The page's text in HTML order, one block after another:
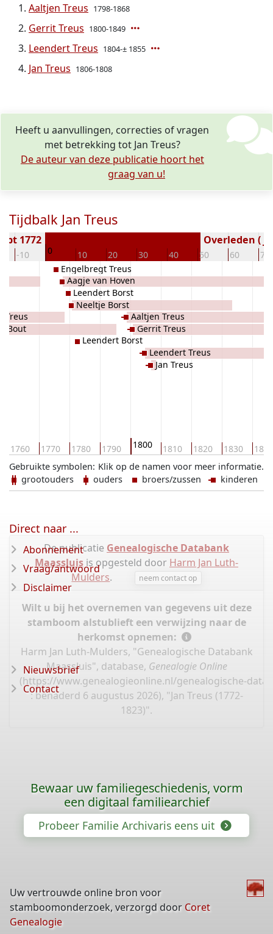
Aaltjen Treus 1798-1868
Gerrit Treus 1800-1849
Leendert Treus 1804-± 1855
Jan Treus 1806-1808
Heeft u aanvullingen, correcties of vragen
met betrekking tot Jan Treus?
De auteur van deze publicatie hoort het
graag van u!
Tijdbalk Jan Treus
-10 0 10 20 30 40 50 60 70
1772 Overleden (
1760 1770 1780 1790 1800 1810 1820 1830 1840
Treus
Bout
Engelbregt Treus
Aagje van Hoven
Leendert Borst
Neeltje Borst
Leendert Borst
Aaltjen Treus
Gerrit Treus
Leendert Treus
Jan Treus
Klik op de namen voor meer informatie.
Gebruikte symbolen:
grootouders
ouders broers/zussen kinderen
De publicatie Genealogische Databank
Maassluis is opgesteld door Harm Jan Luth-
Mulders. neem contact op
Wilt u bij het overnemen van gegevens uit deze
stamboom alstublieft een verwijzing naar de
herkomst opnemen:
Harm Jan Luth-Mulders, "Genealogische Databank
Maassluis", database, Genealogie Online
(https://www.genealogieonline.nl/genealogische-
: benaderd 6 augustus 2026), "Jan Treus (1772-
1823)".
Direct naar ...
Abonnement
Vraag/antwoord
Disclaimer
Nieuwsbrief
Contact
Bewaar uw familiegeschiedenis, vorm
een digitaal familiearchief
Probeer Familie Archivaris eens uit
Uw vertrouwde online bron voor
stamboomonderzoek, verzorgd door Coret
Genealogie